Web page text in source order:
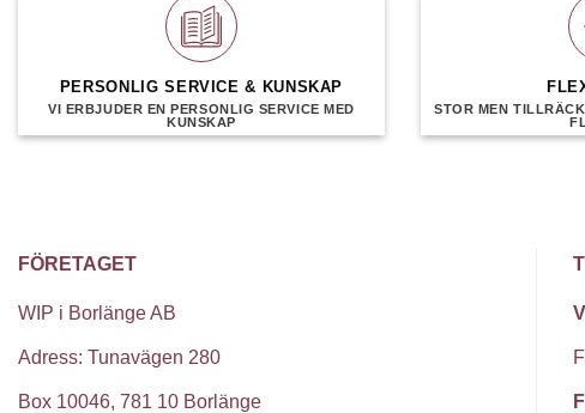
PERSONLIG SERVICE & KUNSKAP
VI ERBJUDER EN PERSONLIG SERVICE MED
KUNSKAP
STOR MEN
FÖRETAGET
WIP i Borlänge AB
Adress: Tunavägen 280
Box 10046, 781 10 Borlänge